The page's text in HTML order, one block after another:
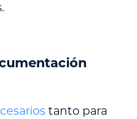
tanto para